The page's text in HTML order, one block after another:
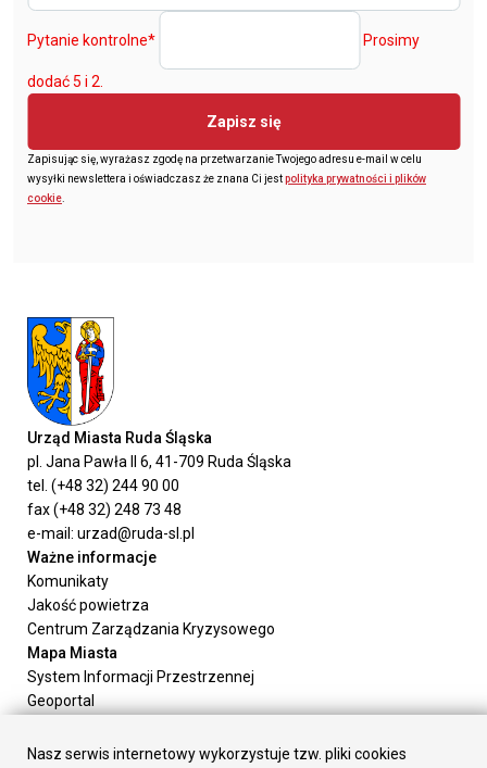
Pytanie kontrolne* Prosimy
dodać 5 i 2.
Zapisz się
Zapisując się, wyrażasz zgodę na przetwarzanie Twojego adresu e-mail w celu
wysyłki newslettera i oświadczasz że znana Ci jestpolityka prywatności i plików
cookie.
Urząd Miasta Ruda Śląska
pl. Jana Pawła II 6, 41-709 Ruda Śląska
tel. (+48 32) 244 90 00
fax (+48 32) 248 73 48
e-mail: urzad@ruda-sl.pl
Ważne informacje
Komunikaty
Jakość powietrza
Centrum Zarządzania Kryzysowego
Mapa Miasta
System Informacji Przestrzennej
Geoportal
Załatw sprawę
Nasz serwis internetowy wykorzystuje tzw. pliki cookies